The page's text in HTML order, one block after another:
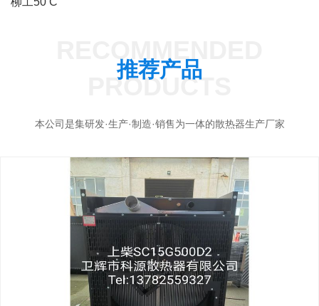
RECOMMENDED
PRODUCTS
推荐产品
本公司是集研发·生产·制造·销售为一体的散热器生产厂家